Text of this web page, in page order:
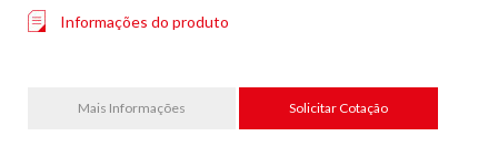
Informações do produto
Mais Informações Solicitar Cotação